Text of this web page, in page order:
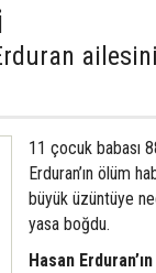
11 çocuk babası
Erduran’ın ölüm
büyük üzüntüye
yasa boğdu.
Hasan